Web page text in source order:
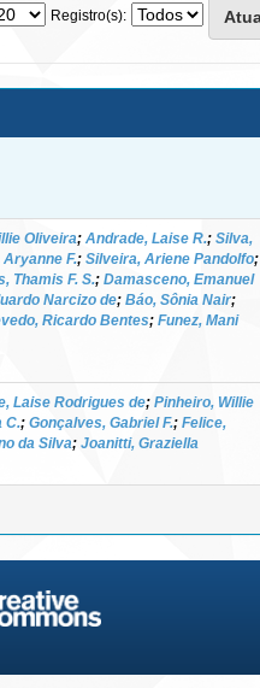
Registro(s):
Oliveira; Andrade, Laise R.; Silva,
F.; Silveira, Ariene Pandolfo;
Thamis F. S.; Damasceno, Emanuel
Narcizo de; Báo, Sônia Nair;
Ricardo Bentes; Funez, Mani
Laise Rodrigues de; Pinheiro, Willie
C.; Gonçalves, Gabriel F.; Felice,
da Silva; Joanitti, Graziella